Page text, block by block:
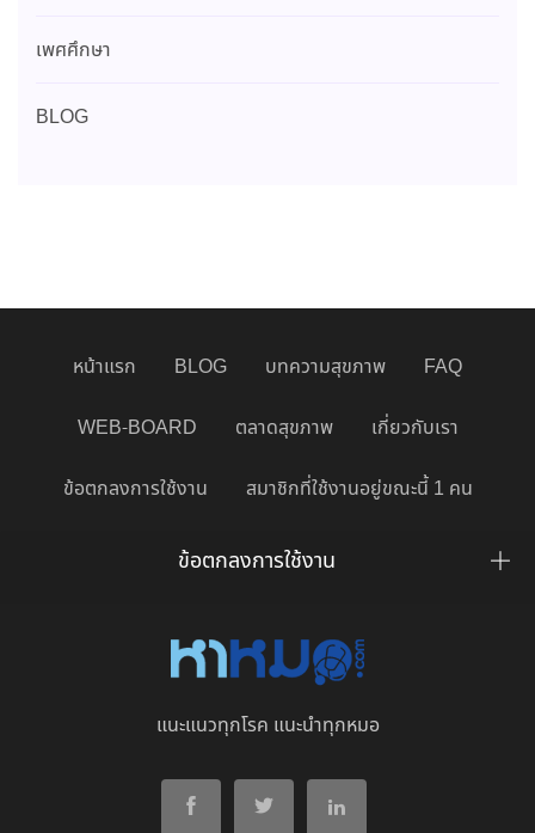
เพศศึกษา
BLOG
หน้าแรก BLOG บทความสุขภาพ FAQ
WEB-BOARD ตลาดสุขภาพ เกี่ยวกับเรา
ข้อตกลงการใช้งาน สมาชิกที่ใช้งานอยู่ขณะนี้ 1 คน
ข้อตกลงการใช้งาน
แนะแนวทุกโรค แนะนำทุกหมอ